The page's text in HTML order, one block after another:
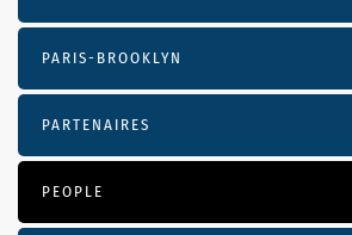
PARIS-BROOKLYN
PARTENAIRES
PEOPLE